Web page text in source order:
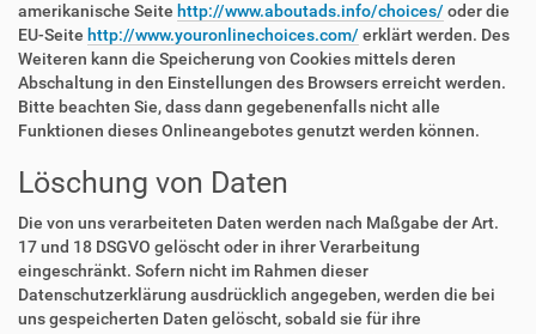
amerikanische Seite http://www.aboutads.info/choices/ oder die
EU-Seite http://www.youronlinechoices.com/ erklärt werden. Des
Weiteren kann die Speicherung von Cookies mittels deren
Abschaltung in den Einstellungen des Browsers erreicht werden.
Bitte beachten Sie, dass dann gegebenenfalls nicht alle
Funktionen dieses Onlineangebotes genutzt werden können.
Löschung von Daten
Die von uns verarbeiteten Daten werden nach Maßgabe der Art.
17 und 18 DSGVO gelöscht oder in ihrer Verarbeitung
eingeschränkt. Sofern nicht im Rahmen dieser
Datenschutzerklärung ausdrücklich angegeben, werden die bei
uns gespeicherten Daten gelöscht, sobald sie für ihre